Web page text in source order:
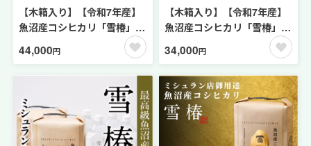
【木箱入り】【令和7年産】
魚沼産コシヒカリ「雪椿」
5kg (5kg×1袋) 特別栽培米 |
米 お米 新潟 魚沼 魚沼産こし
ひかり コメ おこめ 白米 精米
最高級 ギフト 新潟県 津南町
越後雪椿産業株式会社
44,000円
【木箱入り】【令和7年産】
魚沼産コシヒカリ「雪椿」
4kg (2kg×2袋) 特別栽培米 |
米 お米 新潟 魚沼 魚沼産こし
ひかり コメ おこめ 白米 精米
最高級 ギフト 新潟県 津南町
越後雪椿産業株式会社
34,000円